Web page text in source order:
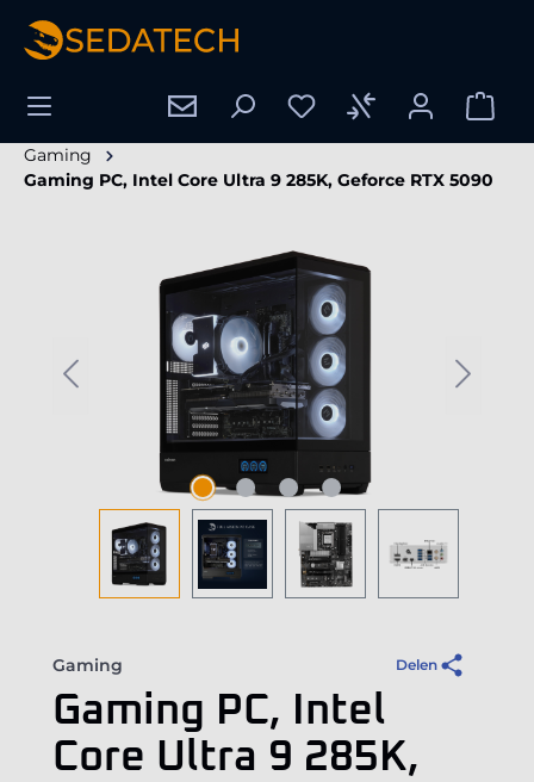
Gaming
Gaming PC, Intel Core Ultra 9 285K, Geforce RTX 5090
Afbeeldingengalerij overslaan
Gaming Delen
Gaming PC, Intel
Core Ultra 9 285K,